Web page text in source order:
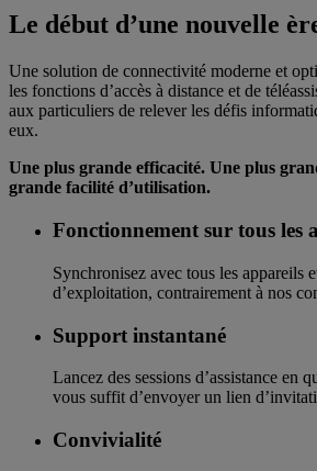
Le début d’une nouvelle
Une solution de connectivité moderne et
les fonctions d’accès à distance et de
aux particuliers de relever les défis
eux.
Une plus grande efficacité. Une plus
grande facilité d’utilisation.
Fonctionnement sur tous les
Synchronisez avec tous les appareils
d’exploitation, contrairement à nos
Support instantané
Lancez des sessions d’assistance en
vous suffit d’envoyer un lien
Convivialité